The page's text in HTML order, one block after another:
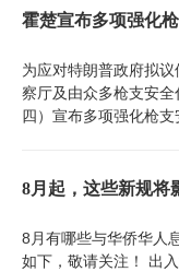
霍楚宣布多项强化
为应对特朗普政府拟
察厅及由众多枪支安
四）宣布多项强化枪
8月起，这些新规将
8月有哪些与华侨华人
如下，敬请关注！ 出